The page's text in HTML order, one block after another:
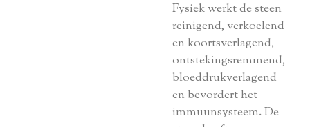
Fysiek werkt de steen
reinigend, verkoelend
en koortsverlagend,
ontstekingsremmend,
bloeddrukverlagend
en bevordert het
immuunsysteem. De